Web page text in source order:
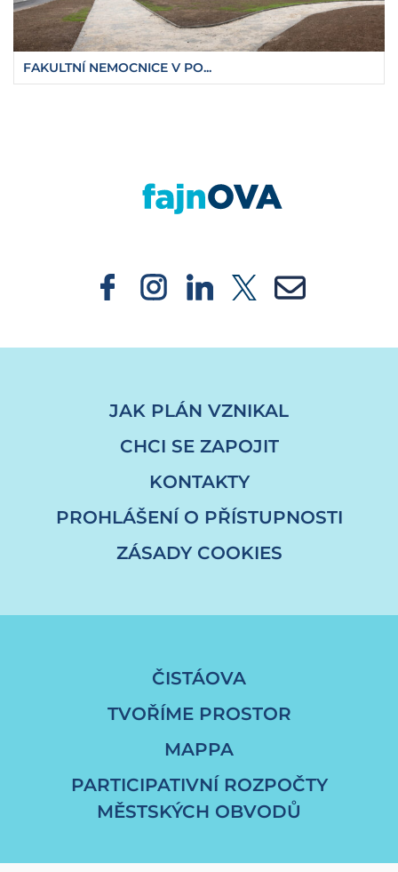
FAKULTNÍ NEMOCNICE V PO...
JAK PLÁN VZNIKAL
CHCI SE ZAPOJIT
KONTAKTY
PROHLÁŠENÍ O PŘÍSTUPNOSTI
ZÁSADY COOKIES
ČISTÁOVA
TVOŘÍME PROSTOR
MAPPA
PARTICIPATIVNÍ ROZPOČTY
MĚSTSKÝCH OBVODŮ